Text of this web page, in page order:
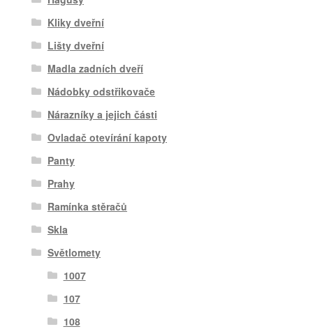
Kliky dveřní
Lišty dveřní
Madla zadních dveří
Nádobky odstřikovače
Nárazníky a jejich části
Ovladač otevírání kapoty
Panty
Prahy
Ramínka stěračů
Skla
Světlomety
1007
107
108